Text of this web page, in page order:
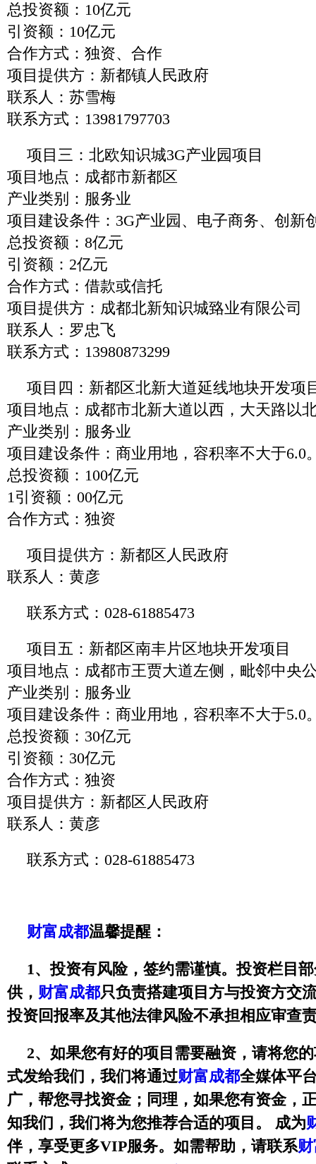
总投资额：10亿元
引资额：10亿元
合作方式：独资、合作
项目提供方：新都镇人民政府
联系人：苏雪梅
联系方式：13981797703
项目三：北欧知识城3G产业园项目
项目地点：成都市新都区
产业类别：服务业
项目建设条件：3G产业园、电子商务、创新
总投资额：8亿元
引资额：2亿元
合作方式：借款或信托
项目提供方：成都北新知识城臵业有限公司
联系人：罗忠飞
联系方式：13980873299
项目四：新都区北新大道延线地块开发项
项目地点：成都市北新大道以西，大天路以
产业类别：服务业
项目建设条件：商业用地，容积率不大于6.0
总投资额：100亿元
1引资额：00亿元
合作方式：独资
项目提供方：新都区人民政府
联系人：黄彦
联系方式：028-61885473
项目五：新都区南丰片区地块开发项目
项目地点：成都市王贾大道左侧，毗邻中央
产业类别：服务业
项目建设条件：商业用地，容积率不大于5.0
总投资额：30亿元
引资额：30亿元
合作方式：独资
项目提供方：新都区人民政府
联系人：黄彦
联系方式：028-61885473
财富成都温馨提醒：
1、投资有风险，签约需谨慎。投资栏目
供， 财富成都只负责搭建项目方与投资方交
投资回报率及其他法律风险不承担相应审查
2、如果您有好的项目需要融资，请将您
式发给我们，我们将通过财富成都全媒体平
广，帮您寻找资金；同理，如果您有资金，
知我们，我们将为您推荐合适的项目。
成为
伴，享受更多VIP服务。如需帮助，请联系